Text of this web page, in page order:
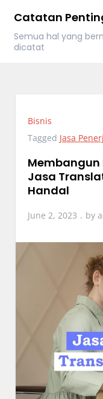
content
Catatan
Semua hal yang
dicatat
Bisnis
Tagged Jasa
Membangun
Jasa
Handal
June 2, 2023 by